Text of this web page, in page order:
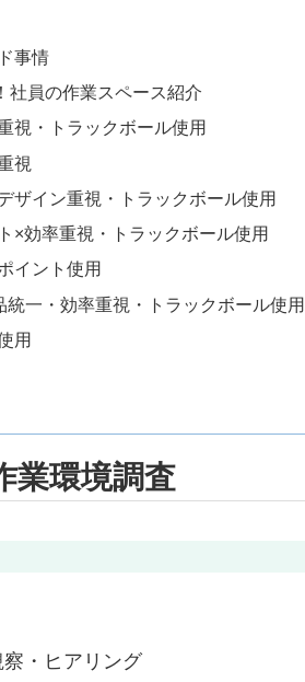
事情
社員の作業スペース紹介
視・トラックボール使用
視
ザイン重視・トラックボール使用
×効率重視・トラックボール使用
イント使用
統一・効率重視・トラックボール使用
用
業環境調査
・ヒアリング